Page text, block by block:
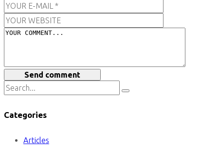
Send comment
Categories
Articles